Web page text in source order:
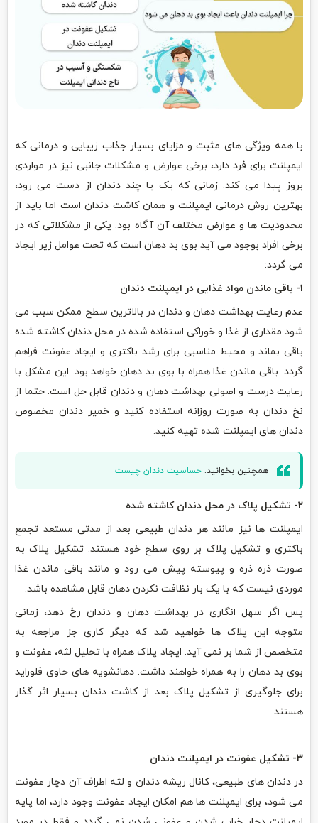
با همه ویژگی های مثبت و مزایای بسیار جذاب زیبایی و درمانی که
ایمپلنت برای فرد دارد، برخی عوارض و مشکلات جانبی نیز در مواردی
بروز پیدا می کند. زمانی که یک یا چند دندان از دست می رود،
بهترین روش درمانی ایمپلنت و همان کاشت دندان است اما باید از
محدودیت ها و عوارض مختلف آن آگاه بود. یکی از مشکلاتی که در
برخی افراد بوجود می آید بوی بد دهان است که تحت عوامل زیر ایجاد
می گردد:
۱- باقی ماندن مواد غذایی در ایمپلنت دندان
عدم رعایت بهداشت دهان و دندان در بالاترین سطح ممکن سبب می
شود مقداری از غذا و خوراکی استفاده شده در محل دندان کاشته شده
باقی بماند و محیط مناسبی برای رشد باکتری و ایجاد عفونت فراهم
گردد. باقی ماندن غذا همراه با بوی بد دهان خواهد بود. این مشکل با
رعایت درست و اصولی بهداشت دهان و دندان قابل حل است. حتما از
نخ دندان به صورت روزانه استفاده کنید و خمیر دندان مخصوص
دندان های ایمپلنت شده تهیه کنید.
همچنین بخوانید: حساسیت دندان چیست
۲- تشکیل پلاک در محل دندان کاشته شده
ایمپلنت ها نیز مانند هر دندان طبیعی بعد از مدتی مستعد تجمع
باکتری و تشکیل پلاک بر روی سطح خود هستند. تشکیل پلاک به
صورت ذره ذره و پیوسته پیش می رود و مانند باقی ماندن غذا
موردی نیست که با یک بار نظافت نکردن دهان قابل مشاهده باشد.
پس اگر سهل انگاری در بهداشت دهان و دندان رخ دهد، زمانی
متوجه این پلاک ها خواهید شد که دیگر کاری جز مراجعه به
متخصص از شما بر نمی آید. ایجاد پلاک همراه با تحلیل لثه، عفونت و
بوی بد دهان را به همراه خواهند داشت. دهانشویه های حاوی فلوراید
برای جلوگیری از تشکیل پلاک بعد از کاشت دندان بسیار اثر گذار
هستند.
۳- تشکیل عفونت در ایمپلنت دندان
در دندان های طبیعی، کانال ریشه دندان و لثه اطراف آن دچار عفونت
می شود، برای ایمپلنت ها هم امکان ایجاد عفونت وجود دارد، اما پایه